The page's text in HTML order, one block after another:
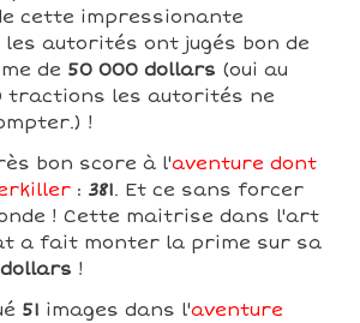
cette impressionante
autorités ont jugés bon de
de 50 000 dollars (oui au
tractions les autorités ne
!
bon score à l'aventure dont
: 381. Et ce sans forcer
! Cette maitrise dans l'art
a fait monter la prime sur sa
dollars !
51 images dans l'aventure